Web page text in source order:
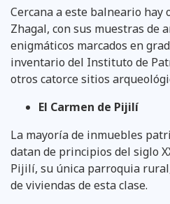
Cercana a este balneario hay
Zhagal, con sus muestras de
enigmáticos marcados en
inventario del Instituto de
otros catorce sitios
El Carmen de Pijilí
La mayoría de inmuebles
datan de principios del siglo
Pijilí, su única parroquia
de viviendas de esta clase.